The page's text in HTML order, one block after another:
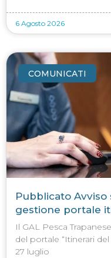
6 Agosto 2026
COMUNICATI
Pubblicato Avviso
gestione portale
Il GAL Pesca
del portale “Itinerari
27 luglio